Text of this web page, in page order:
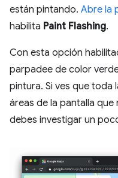
están pintando. Abre la
habilita Paint Flashing.
Con esta opción
parpadee de color
pintura. Si ves que toda
áreas de la pantalla
debes investigar un